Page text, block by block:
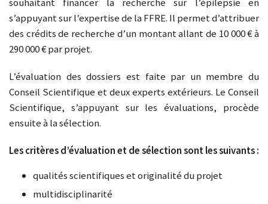
s’appuyant sur l’expertise de la FFRE. Il permet d’attribuer
des crédits de recherche d’un montant allant de 10 000 € à
290 000 € par projet.
L’évaluation des dossiers est faite par un membre du
Conseil Scientifique et deux experts extérieurs. Le Conseil
Scientifique, s’appuyant sur les évaluations, procède
ensuite à la sélection.
Les critères d’évaluation et de sélection sont les suivants :
qualités scientifiques et originalité du projet
multidisciplinarité